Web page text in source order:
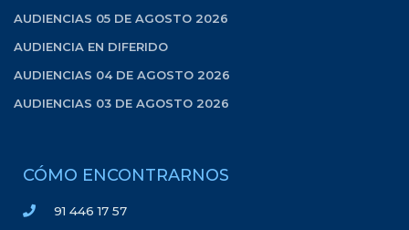
AUDIENCIAS 05 DE AGOSTO 2026
AUDIENCIA EN DIFERIDO
AUDIENCIAS 04 DE AGOSTO 2026
AUDIENCIAS 03 DE AGOSTO 2026
CÓMO ENCONTRARNOS
91 446 17 57